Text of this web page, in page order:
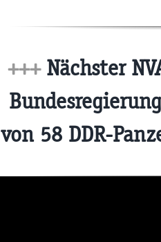
+++Nächster
von 58 DDR-